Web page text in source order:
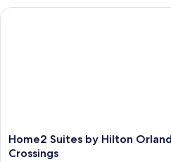
queen
Home2
Suites
Home2 Suites by Hilton
Crossings
Home2 Suites by Hilton Orlando